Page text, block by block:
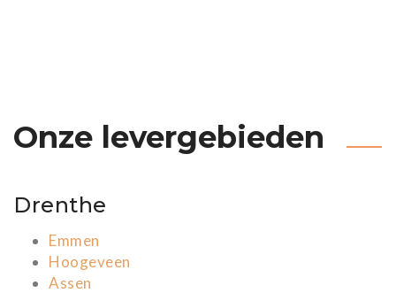
Onze levergebieden
Drenthe
Emmen
Hoogeveen
Assen